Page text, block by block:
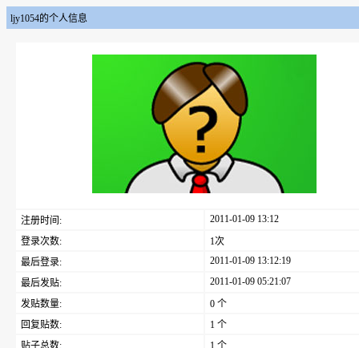
ljy1054的个人信息
注册时间:
2011-01-09 13:12
登录次数:
1次
最后登录:
2011-01-09 13:12:19
最后发贴:
2011-01-09 05:21:07
发贴数量:
0 个
回复贴数:
1 个
贴子总数:
1 个